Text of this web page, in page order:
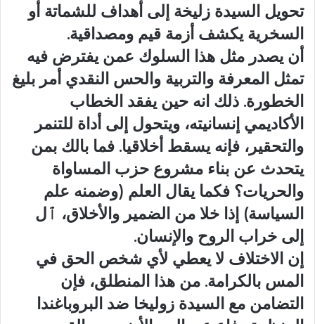
تحويل السيدة زليخة إلى أهداف للشماتة أو
السخرية يكشف أزمة قيم ومصداقية.
أن يصدر مثل هذا السلوك عمن يفترض فيه
تمثل المعرفة والتربية والحس النقدي أمر بليغ
الخطورة. ذلك انه حين يفقد الخطاب
الأكاديمي إنسانيته، ويتحول إلى أداة للتنمر
والتحقير، فإنه يسقط أخلاقيا. فما بالك بمن
يتحدث عن بناء مشروع حزب المساواة
والحريات؟ فكما يقال العلم (وضمنه علم
السياسة) إذا خلا من الضمير والأخلاق، ٱل
إلى خراب الروح والإنسان.
إن الاختلاف لا يعطي لأي شخص الحق في
المس بالكرامة. من هذا المنطلق، فإن
التضامن مع السيدة زوليخا ضد البروباغندا